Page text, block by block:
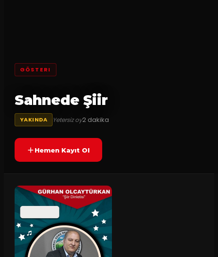
GÖSTERI
Sahnede Şiir
YAKINDA Yetersiz oy2 dakika
Hemen Kayıt Ol